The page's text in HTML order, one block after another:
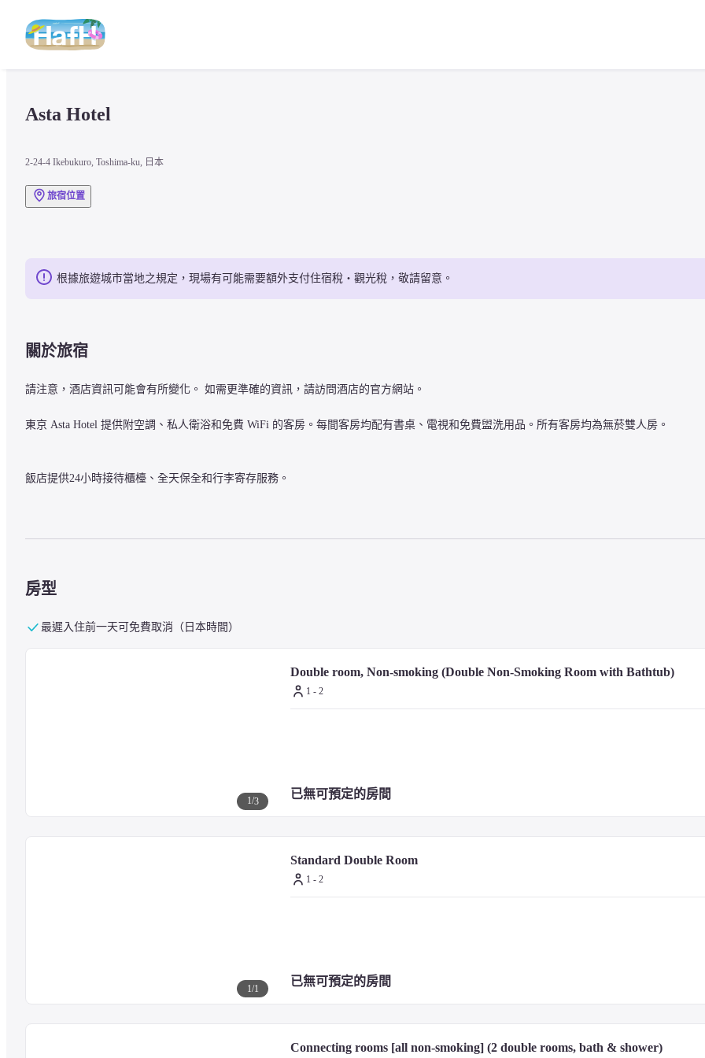
Asta Hotel
2-24-4 Ikebukuro, Toshima-ku, 日本
旅宿位置
根據旅遊城市當地之規定，現場有可能需要額外支付住宿稅・觀光稅，敬請留意。
關於旅宿
請注意，酒店資訊可能會有所變化。 如需更準確的資訊，請訪問酒店的官方網站。
東京 Asta Hotel 提供附空調、私人衛浴和免費 WiFi 的客房。每間客房均配有書桌、電視和免費盥洗用品。所有客房均為無菸雙人房。
飯店提供24小時接待櫃檯、全天保全和行李寄存服務。
房型
最遲入住前一天可免費取消（日本時間）
1/3
Double room, Non-smoking (Double Non-Smoking Room with Bathtub)
1 - 2
已無可預定的房間
1/1
Standard Double Room
1 - 2
已無可預定的房間
Connecting rooms [all non-smoking] (2 double rooms, bath & shower)